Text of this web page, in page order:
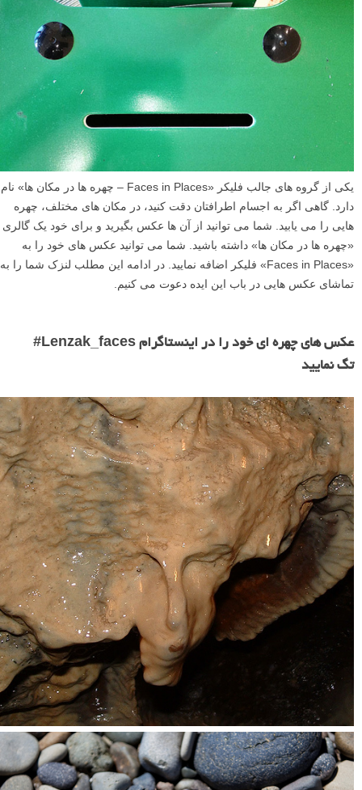
یکی از گروه های جالب فلیکر «Faces in Places – چهره ها در مکان ها» نام
دارد. گاهی اگر به اجسام اطرافتان دقت کنید، در مکان های مختلف، چهره
هایی را می یابید. شما می توانید از آن ها عکس بگیرید و برای خود یک گالری
«چهره ها در مکان ها» داشته باشید. شما می توانید عکس های خود را به
«Faces in Places» فلیکر اضافه نمایید. در ادامه این مطلب لنزک شما را به
تماشای عکس هایی در باب این ایده دعوت می کنیم.
عکس های چهره ای خود را در اینستاگرام Lenzak_faces#
تگ نمایید